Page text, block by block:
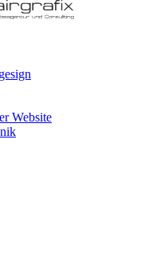
Website